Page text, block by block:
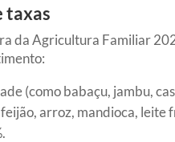
taxas
da Agricultura Familiar
(como babaçu, jambu,
arroz, mandioca, leite